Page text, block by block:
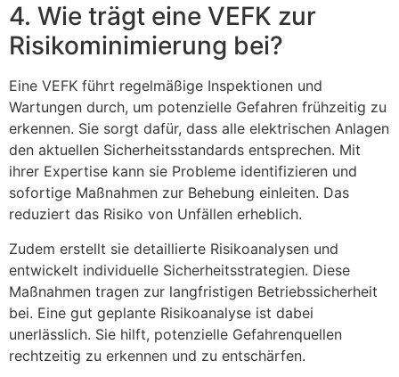
4. Wie trägt eine VEFK zur
Risikominimierung bei?
Eine VEFK führt regelmäßige Inspektionen und
Wartungen durch, um potenzielle Gefahren frühzeitig zu
erkennen. Sie sorgt dafür, dass alle elektrischen Anlagen
den aktuellen Sicherheitsstandards entsprechen. Mit
ihrer Expertise kann sie Probleme identifizieren und
sofortige Maßnahmen zur Behebung einleiten. Das
reduziert das Risiko von Unfällen erheblich.
Zudem erstellt sie detaillierte Risikoanalysen und
entwickelt individuelle Sicherheitsstrategien. Diese
Maßnahmen tragen zur langfristigen Betriebssicherheit
bei. Eine gut geplante Risikoanalyse ist dabei
unerlässlich. Sie hilft, potenzielle Gefahrenquellen
rechtzeitig zu erkennen und zu entschärfen.